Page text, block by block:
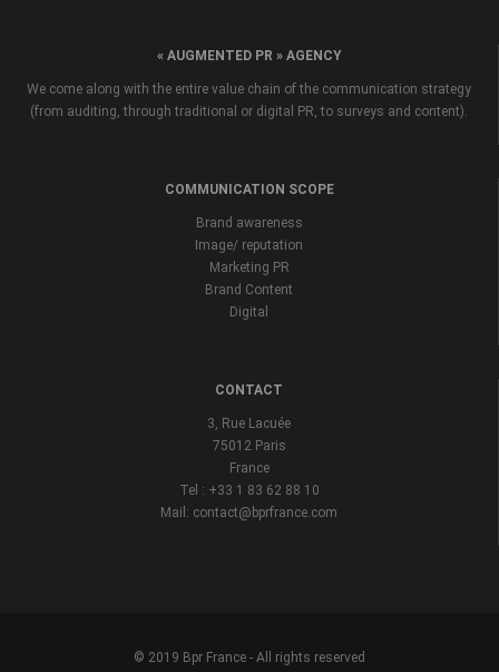
« AUGMENTED PR » AGENCY
We come along with the entire value chain of the communication strategy
(from auditing, through traditional or digital PR, to surveys and content).
COMMUNICATION SCOPE
Brand awareness
Image/ reputation
Marketing PR
Brand Content
Digital
CONTACT
3, Rue Lacuée
75012 Paris
France
Tel : +33 1 83 62 88 10
Mail: contact@bprfrance.com
© 2019 Bpr France - All rights reserved